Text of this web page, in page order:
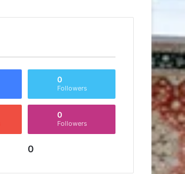
0
Followers
0
Followers
0